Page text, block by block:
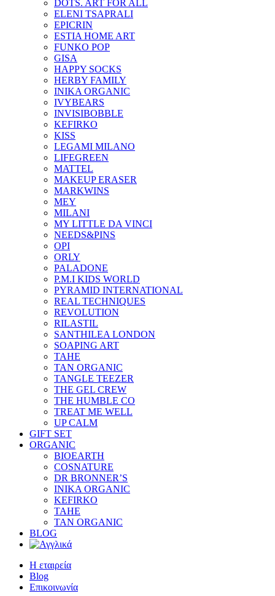
DOTS. ART FOR ALL
ELENI TSAPRALI
EPICRIN
ESTIA HOME ART
FUNKO POP
GISA
HAPPY SOCKS
HERBY FAMILY
INIKA ORGANIC
IVYBEARS
INVISIBOBBLE
KEFIRKO
KISS
LEGAMI MILANO
LIFEGREEN
MATTEL
MAKEUP ERASER
MARKWINS
MEY
MILANI
MY LITTLE DA VINCI
NEEDS&PINS
OPI
ORLY
PALADONE
P.M.I KIDS WORLD
PYRAMID INTERNATIONAL
REAL TECHNIQUES
REVOLUTION
RILASTIL
SANTHILEA LONDON
SOAPING ART
TAHE
TAN ORGANIC
TANGLE TEEZER
THE GEL CREW
THE HUMBLE CO
TREAT ME WELL
UP CALM
GIFT SET
ORGANIC
BIOEARTH
COSNATURE
DR BRONNER’S
INIKA ORGANIC
KEFIRKO
TAHE
TAN ORGANIC
BLOG
Η εταιρεία
Blog
Επικοινωνία